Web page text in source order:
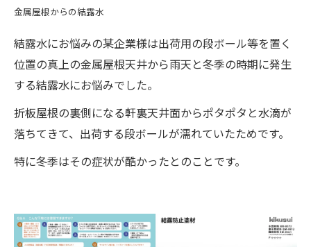
金属屋根からの結露水
結露水にお悩みの某企業様は出荷用の段ボール等を置く
位置の真上の金属屋根天井から雨天と冬季の時期に発生
する結露水にお悩みでした。
折板屋根の裏側になる軒裏天井面からポタポタと水滴が
落ちてきて、出荷する段ボールが濡れていたためです。
特に冬季はその症状が酷かったとのことです。